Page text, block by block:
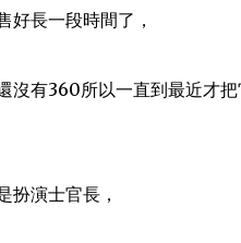
好長一段時間了 ，
沒有360所以一直到最近才把
扮演士官長，